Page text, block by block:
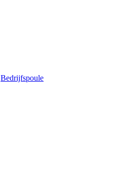
Bedrijfspoule